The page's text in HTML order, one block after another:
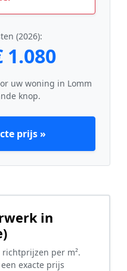
(2026):
1.080
uw woning in Lomm
knop.
prijs »
in
per m².
exacte prijs